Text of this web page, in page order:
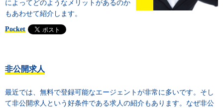
によってどのようなメリットがあるのか
もあわせて紹介します。
Pocket
非公開求人
最近では、無料で登録可能なエージェントが非常に多いです。そし
て非公開求人という好条件である求人の紹介もあります。なぜ非公